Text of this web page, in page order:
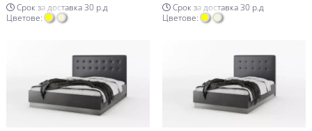
Срок за доставка 30 р.д
Цветове:
Срок за доставка 30 р.д
Цветове: